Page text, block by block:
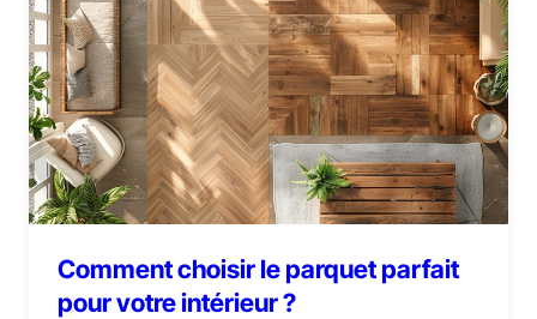
Comment choisir le parquet parfait
pour votre intérieur ?